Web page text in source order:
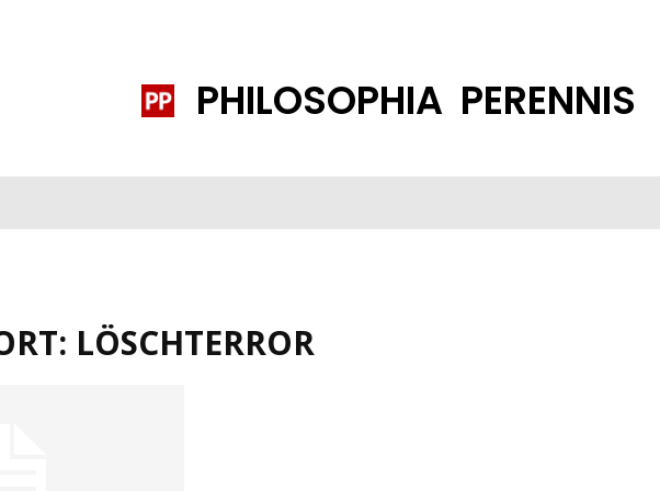
PHILOSOPHIA PERENNIS
LÖSCHTERROR